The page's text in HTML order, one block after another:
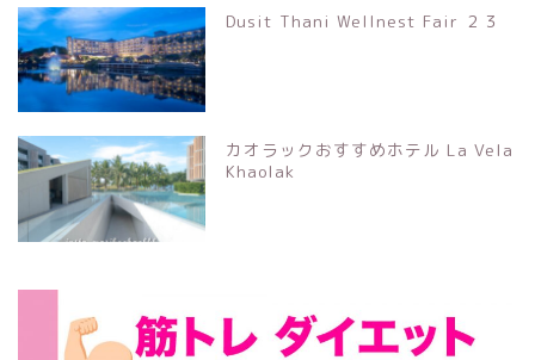
Dusit Thani Wellnest Fair ２３
カオラックおすすめホテル La Vela
Khaolak